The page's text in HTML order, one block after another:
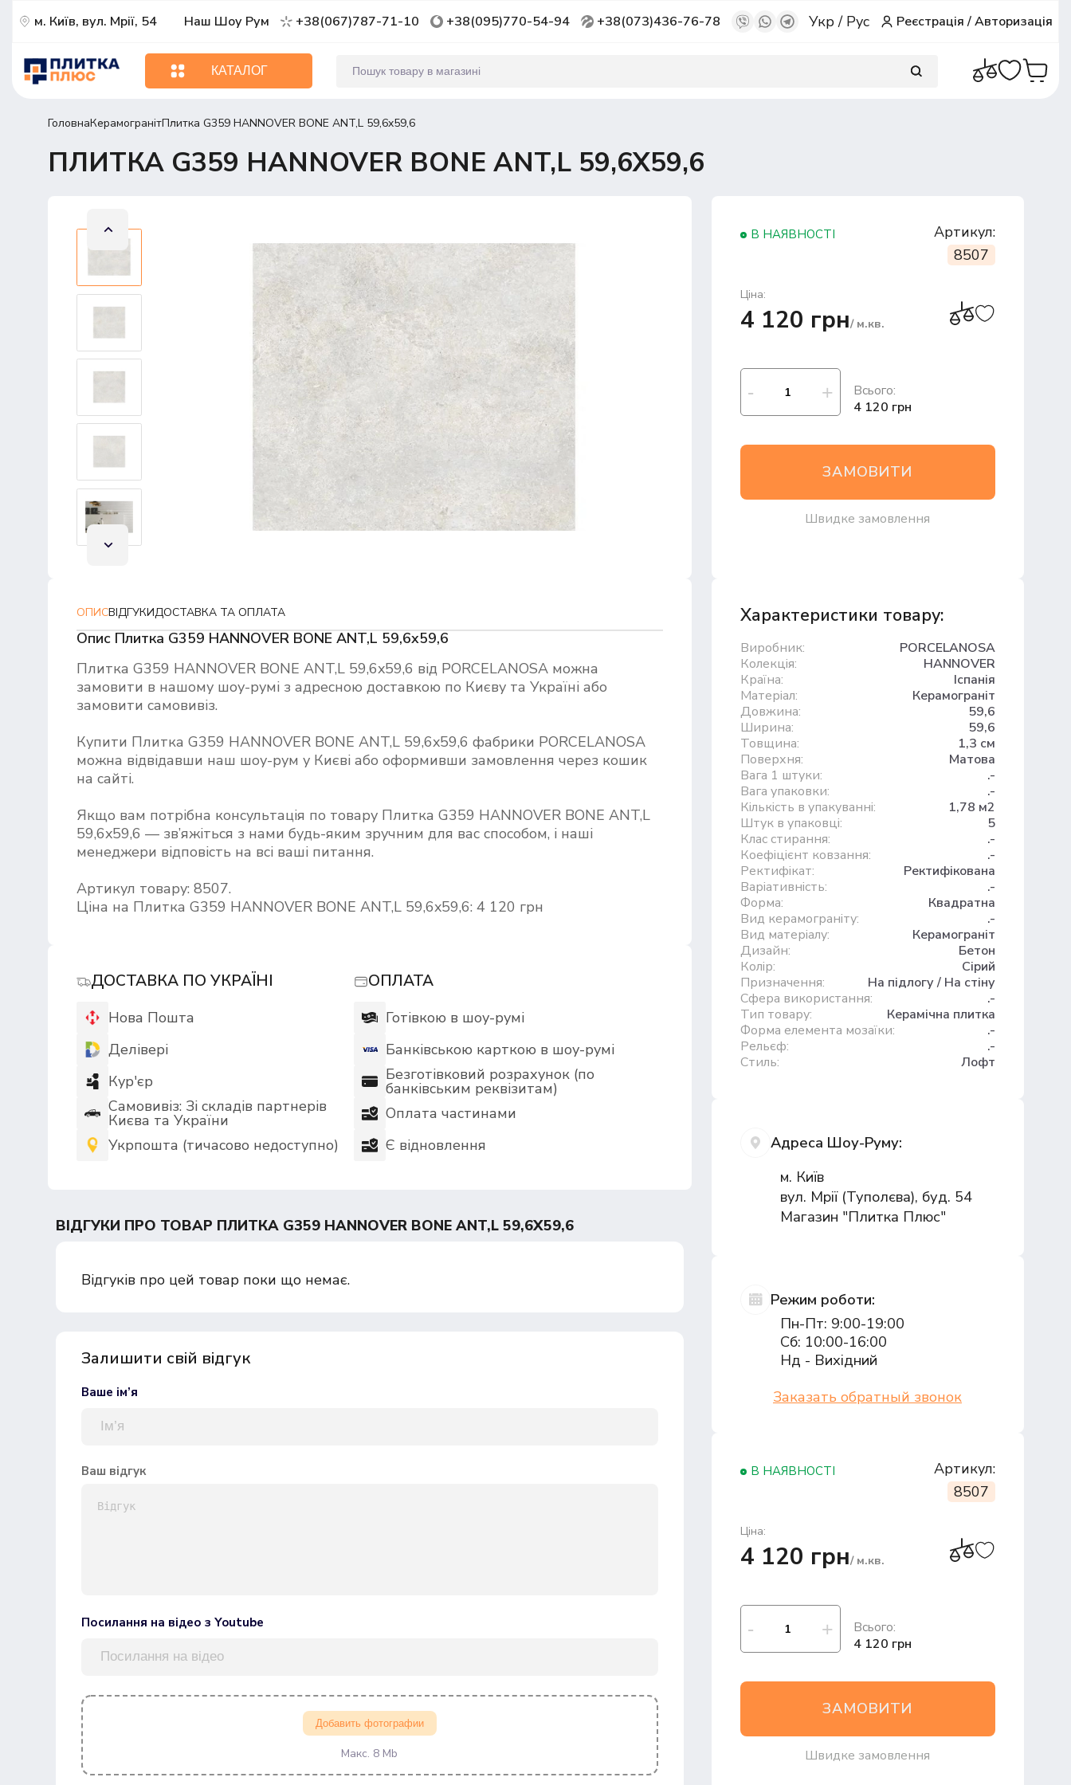
м. Київ, вул. Мрії, 54 Наш Шоу Рум +38(067)787-71-10 +38(095)770-54-94 +38(073)436-76-78 Укр/ Рус Реєстрація/Авторизація
КАТАЛОГ
ГоловнаКерамогранітПлитка G359 HANNOVER BONE ANT,L 59,6x59,6
ПЛИТКА G359 HANNOVER BONE ANT,L 59,6X59,6
В НАЯВНОСТІ
Артикул:
8507
Ціна:
4 120 грн/ м.кв.
Всього:
4 120 грн
ЗАМОВИТИ
Швидке замовлення
ОПИСВІДГУКИДОСТАВКА ТА ОПЛАТА
Опис Плитка G359 HANNOVER BONE ANT,L 59,6x59,6
Плитка G359 HANNOVER BONE ANT,L 59,6x59,6 від PORCELANOSA можна
замовити в нашому шоу-румі з адресною доставкою по Києву та Україні або
замовити самовивіз.
Купити Плитка G359 HANNOVER BONE ANT,L 59,6x59,6 фабрики PORCELANOSA
можна відвідавши наш шоу-рум у Києві або оформивши замовлення через кошик
на сайті.
Якщо вам потрібна консультація по товару Плитка G359 HANNOVER BONE ANT,L
59,6x59,6 — зв’яжіться з нами будь-яким зручним для вас способом, і наші
менеджери відповість на всі ваші питання.
Артикул товару: 8507.
Ціна на Плитка G359 HANNOVER BONE ANT,L 59,6x59,6: 4 120 грн
ДОСТАВКА ПО УКРАЇНІ
Нова Пошта
Делівері
Кур'єр
Самовивіз: Зі складів партнерів
Києва та України
Укрпошта (тичасово недоступно)
ОПЛАТА
Готівкою в шоу-румі
Банківською карткою в шоу-румі
Безготівковий розрахунок (по
банківським реквізитам)
Оплата частинами
Є відновлення
ВІДГУКИ ПРО ТОВАР ПЛИТКА G359 HANNOVER BONE ANT,L 59,6X59,6
Відгуків про цей товар поки що немає.
Залишити свій відгук
Ваше ім’я
Ваш відгук
Посилання на відео з Youtube
Добавить фотографии
Макс. 8 Mb
Характеристики товару:
Виробник:
PORCELANOSA
Колекція:
HANNOVER
Країна:
Іспанія
Матеріал:
Керамограніт
Довжина:
59,6
Ширина:
59,6
Товщина:
1,3 см
Поверхня:
Матова
Вага 1 штуки:
.-
Вага упаковки:
.-
Кількість в упакуванні:
1,78 м2
Штук в упаковці:
5
Клас стирання:
.-
Коефіцієнт ковзання:
.-
Ректифікат:
Ректифікована
Варіативність:
.-
Форма:
Квадратна
Вид керамограніту:
.-
Вид матеріалу:
Керамограніт
Дизайн:
Бетон
Колір:
Сірий
Призначення:
На підлогу / На стіну
Сфера використання:
.-
Тип товару:
Керамічна плитка
Форма елемента мозаїки:
.-
Рельєф:
.-
Стиль:
Лофт
Адреса Шоу-Руму:
м. Київ
вул. Мрії (Туполєва), буд. 54
Магазин "Плитка Плюс"
Режим роботи:
Пн-Пт: 9:00-19:00
Сб: 10:00-16:00
Нд - Вихідний
Заказать обратный звонок
В НАЯВНОСТІ
Артикул:
8507
Ціна:
4 120 грн/ м.кв.
Всього:
4 120 грн
ЗАМОВИТИ
Швидке замовлення